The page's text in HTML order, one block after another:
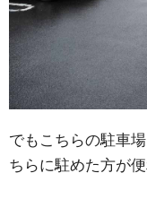
でもこちらの駐車
ちらに駐めた方が